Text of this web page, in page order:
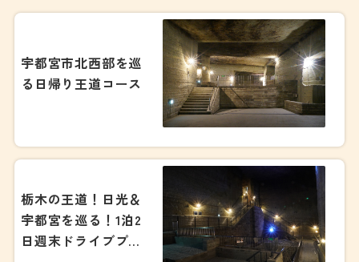
宇都宮市北西部を巡
る日帰り王道コース
栃木の王道！日光＆
宇都宮を巡る！1泊2
日週末ドライブプラ